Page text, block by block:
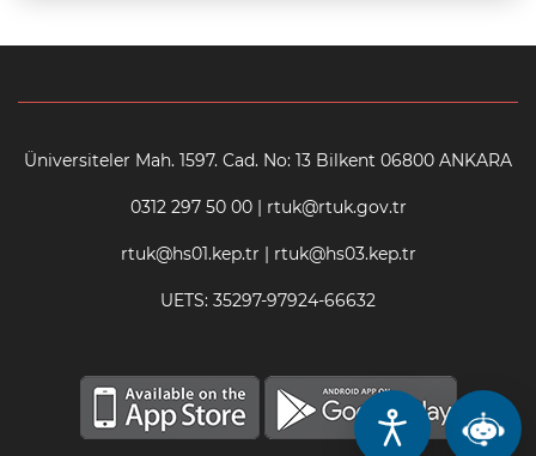
Üniversiteler Mah. 1597. Cad. No: 13 Bilkent 06800 ANKARA
0312 297 50 00 | rtuk@rtuk.gov.tr
rtuk@hs01.kep.tr | rtuk@hs03.kep.tr
UETS: 35297-97924-66632